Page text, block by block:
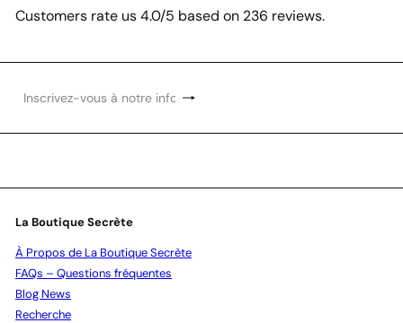
Customers rate us 4.0/5 based on 236 reviews.
S'inscrire
Inscrivez-
à
La Boutique Secrète
À Propos de La Boutique Secrète
FAQs – Questions fréquentes
Blog News
Recherche